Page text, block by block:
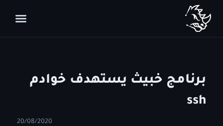
20/08/2020
برنامج خبيث يستهدف خوادم
ssh